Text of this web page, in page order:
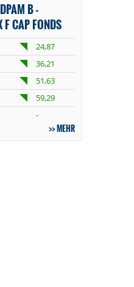
B -
F CAP FONDS
24,87
36,21
51,63
59,29
-
MEHR